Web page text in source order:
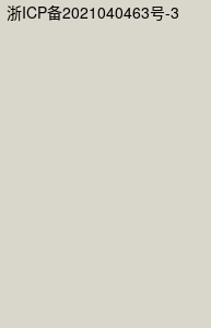
浙ICP备2021040463号-3